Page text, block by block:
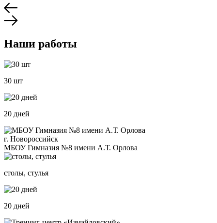
Наши работы
30 шт
20 дней
г. Новороссийск
МБОУ Гимназия №8 имени А.Т. Орлова
столы, стулья
20 дней